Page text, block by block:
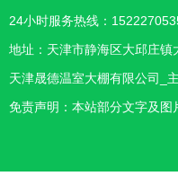
24小时服务热线：
地址：天津市静海区大邱庄镇
天津晟德温室大棚有限公司_
免责声明：本站部分文字及